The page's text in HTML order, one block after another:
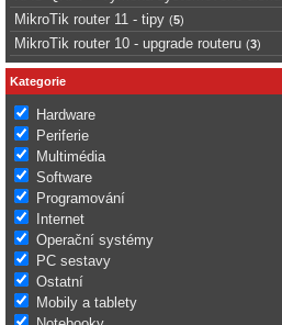
MikroTik router 11 - tipy (5)
MikroTik router 10 - upgrade routeru (3)
Kategorie
Hardware
Periferie
Multimédia
Software
Programování
Internet
Operační systémy
PC sestavy
Ostatní
Mobily a tablety